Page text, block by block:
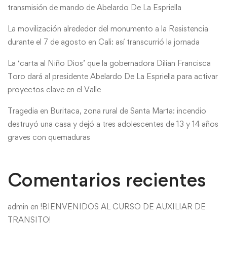
transmisión de mando de Abelardo De La Espriella
La movilización alrededor del monumento a la Resistencia
durante el 7 de agosto en Cali: así transcurrió la jornada
La ‘carta al Niño Dios’ que la gobernadora Dilian Francisca
Toro dará al presidente Abelardo De La Espriella para activar
proyectos clave en el Valle
Tragedia en Buritaca, zona rural de Santa Marta: incendio
destruyó una casa y dejó a tres adolescentes de 13 y 14 años
graves con quemaduras
Comentarios recientes
admin en !BIENVENIDOS AL CURSO DE AUXILIAR DE
TRANSITO!